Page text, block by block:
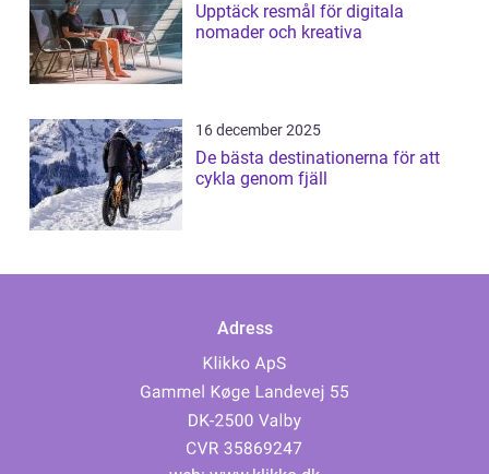
Upptäck resmål för digitala
nomader och kreativa
16 december 2025
De bästa destinationerna för att
cykla genom fjäll
Adress